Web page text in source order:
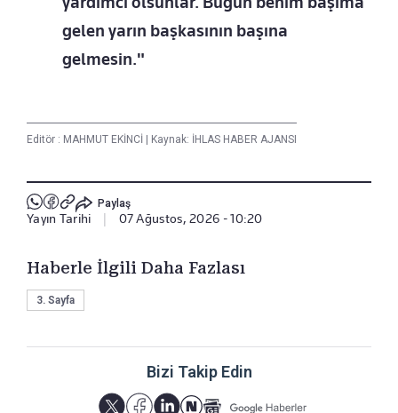
gelen yarın başkasının başına
gelmesin."
Editör : MAHMUT EKİNCİ Kaynak: İHLAS HABER AJANSI
Paylaş
Yayın Tarihi 07 Ağustos, 2026 - 10:20
Haberle İlgili Daha Fazlası
3. Sayfa
Bizi Takip Edin